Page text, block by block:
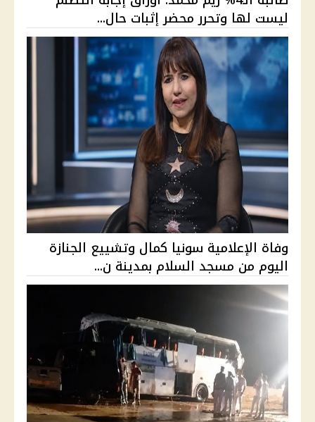
ليست لها وتحرر محضر إثبات حال...
وفاة الإعلامية سونيا كمال وتشييع الجنازة
اليوم من مسجد السلام بمدينة ن...